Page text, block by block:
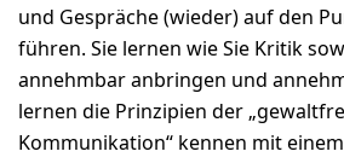
und Gespräche (wieder) auf den
führen. Sie lernen wie Sie Kritik
annehmbar anbringen und
lernen die Prinzipien der
Kommunikation“ kennen mit